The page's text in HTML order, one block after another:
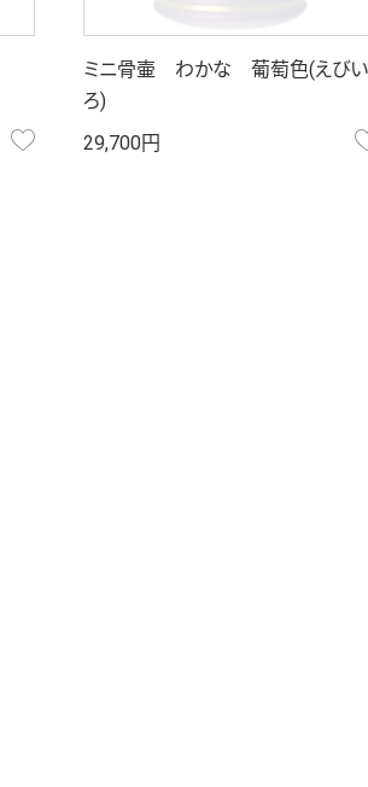
お気に入り
ミニ骨壷 わかな 葡萄色(えびい
ろ)
29,700円